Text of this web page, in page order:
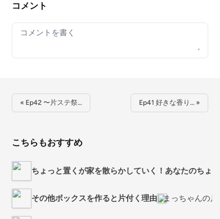
コメント
Your comment
« Ep42 〜片ステ祭… Ep41 好きな香り… »
こちらもおすすめ
ちょっと置くが家を散らかしていく！あなたのちょ
その他ボックスを作ると片付く理由 まっちゃんの